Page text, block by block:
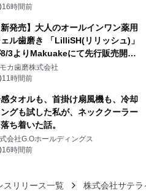
16時間前
新発売】大人のオールインワン薬用
ル歯磨き 「LilliSH(リリッシュ)」
3よりMakuakeにて先行販売開
カ歯磨株式会社
11時間前
タオルも、首掛け扇風機も、冷却
ングも試した私が、ネッククーラー
ち着いた話。
会社G.Oホールディングス
16時間前
スリリース一覧 株式会社サテ